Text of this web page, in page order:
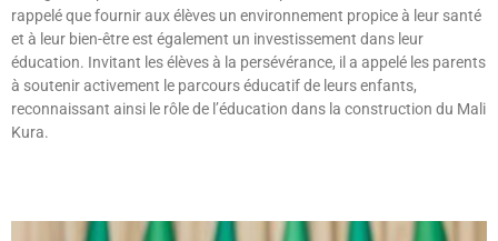
rappelé que fournir aux élèves un environnement propice à leur santé
et à leur bien-être est également un investissement dans leur
éducation. Invitant les élèves à la persévérance, il a appelé les parents
à soutenir activement le parcours éducatif de leurs enfants,
reconnaissant ainsi le rôle de l’éducation dans la construction du Mali
Kura.